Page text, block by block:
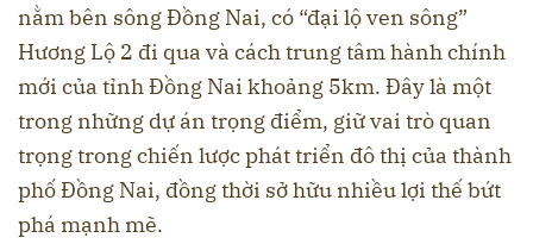
nằm bên sông Đồng Nai, có “đại lộ ven sông”
Hương Lộ 2 đi qua và cách trung tâm hành chính
mới của tỉnh Đồng Nai khoảng 5km. Đây là một
trong những dự án trọng điểm, giữ vai trò quan
trọng trong chiến lược phát triển đô thị của thành
phố Đồng Nai, đồng thời sở hữu nhiều lợi thế bứt
phá mạnh mẽ.